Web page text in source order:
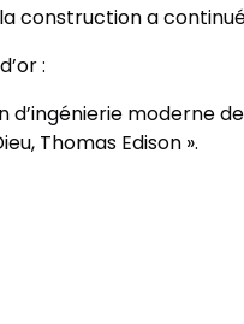
construction a
:
d’ingénierie moderne
Thomas Edison ».